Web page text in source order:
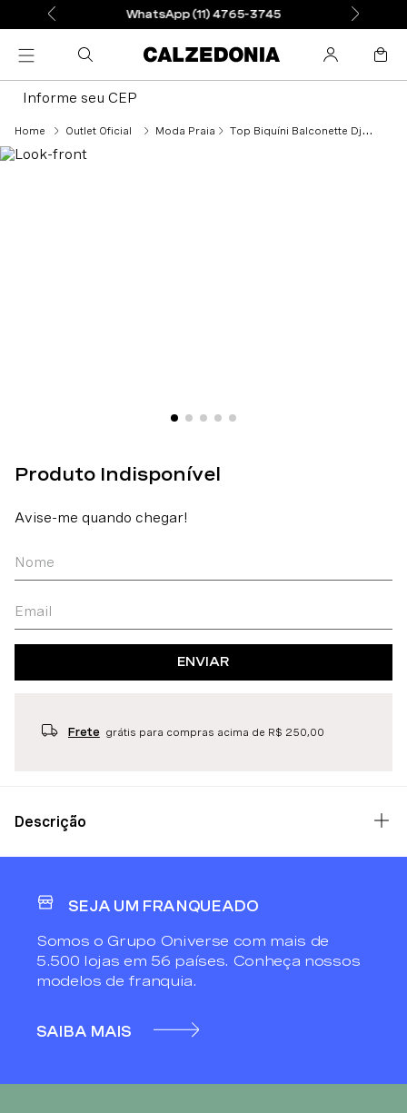
WhatsApp (11) 4765-3745
Informe seu CEP
Outlet Oficial Moda Praia Top Biquíni Balconette Djerba - Colorido
ENVIAR
Frete grátis para compras acima de R$ 250,00
Descrição
SEJA UM FRANQUEADO
Somos o Grupo Oniverse com mais de
5.500 lojas em 56 países. Conheça nossos
modelos de franquia.
SAIBA MAIS